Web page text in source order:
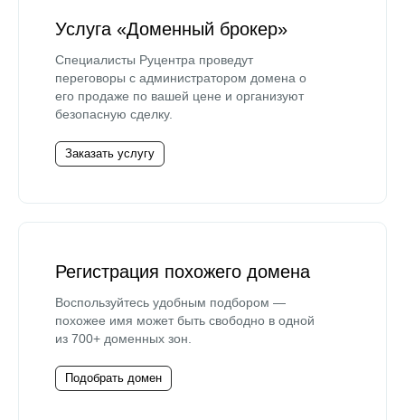
Услуга «Доменный брокер»
Специалисты Руцентра проведут
переговоры с администратором домена о
его продаже по вашей цене и организуют
безопасную сделку.
Заказать услугу
Регистрация похожего домена
Воспользуйтесь удобным подбором —
похожее имя может быть свободно в одной
из 700+ доменных зон.
Подобрать домен